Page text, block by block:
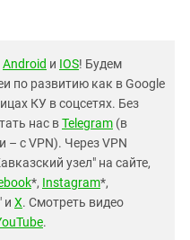
Android и IOS! Будем
по развитию как в Google
КУ в соцсетях. Без
нас вTelegram (в
– с VPN). Через VPN
узел" на сайте,
*, Instagram*,
" и X. Смотреть видео
.